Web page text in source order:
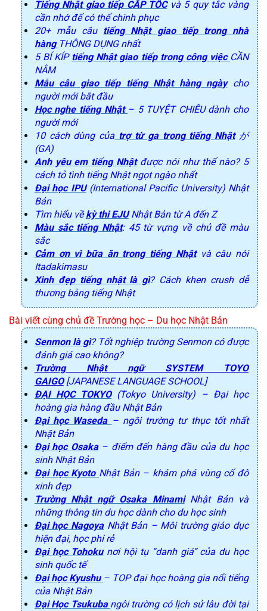
Tiếng Nhật giao tiếp CẤP TỐCvà 5 quy tắc vàng
cần nhớ để có thể chinh phục
20+ mẫu câu tiếng Nhật giao tiếp trong nhà
hàng THÔNG DỤNG nhất
5 BÍ KÍP tiếng Nhật giao tiếp trong công việc CẦN
NẮM
Mẫu câu giao tiếp tiếng Nhật hàng ngàycho
người mới bắt đầu
Học nghe tiếng Nhật – 5 TUYỆT CHIÊU dành cho
người mới
10 cách dùng của trợ từ ga trong tiếng Nhậtが
(GA)
Anh yêu em tiếng Nhậtđược nói như thế nào? 5
cách tỏ tình tiếng Nhật ngọt ngào nhất
Đại học IPU(International Pacific University) Nhật
Bản
Tìm hiểu vềkỳ thiEJUNhật Bản từ A đến Z
Màu sắc tiếng Nhật: 45 từ vựng về chủ đề màu
sắc
Cảm ơn vì bữa ăn trong tiếng Nhậtvà câu nói
Itadakimasu
Xinh đẹp tiếng nhật là gì? Cách khen crush dễ
thương bằng tiếng Nhật
Bài viết cùng chủ đề Trường học – Du học Nhật Bản
Senmon là gì? Tốt nghiệp trường Senmon có được
đánh giá cao không?
Trường Nhật ngữ SYSTEM TOYO
GAIGO[JAPANESE LANGUAGE SCHOOL]
ĐẠI HỌC TOKYO(Tokyo University) – Đại học
hoàng gia hàng đầu Nhật Bản
Đại học Waseda – ngôi trường tư thục tốt nhất
Nhật Bản
Đại học Osaka– điểm đến hàng đầu của du học
sinh Nhật Bản
Đại học Kyoto Nhật Bản – khám phá vùng cố đô
xinh đẹp
Trường Nhật ngữ Osaka MinamiNhật Bản và
những thông tin du học dành cho du học sinh
Đại học NagoyaNhật Bản – Môi trường giáo dục
hiện đại, học phí rẻ
Đại học Tohokunơi hội tụ “danh giá” của du học
sinh quốc tế
Đại học Kyushu – TOP đại học hoàng gia nổi tiếng
của Nhật Bản
Đại Học Tsukuba ngôi trường có lịch sử lâu đời tại